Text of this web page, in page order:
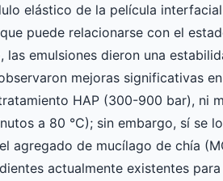
elástico de la película
puede relacionarse con el
las emulsiones dieron una
mejoras significativas
HAP (300-900 bar), ni
a 80 °C); sin embargo, sí se
agregado de mucílago de chía
actualmente existentes